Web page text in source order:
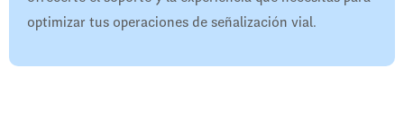
optimizar tus operaciones de señalización vial.